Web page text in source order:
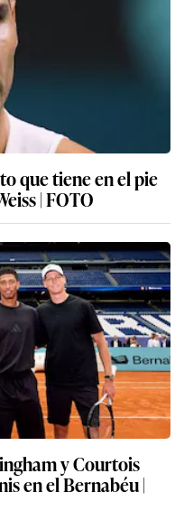
que tiene en el pie
| FOTO
y Courtois
en el Bernabéu |